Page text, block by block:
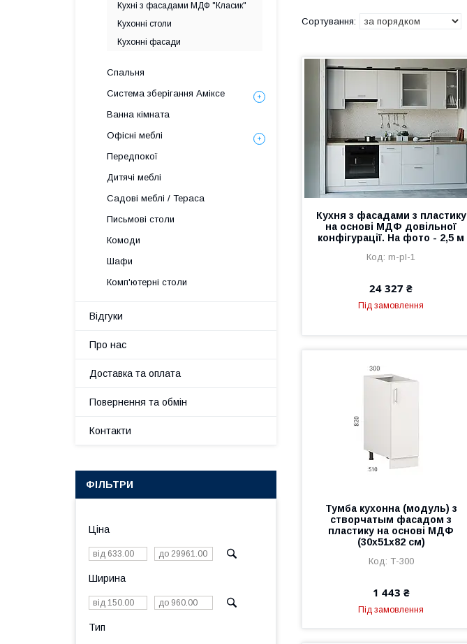
Кухня з фасадами з пластику
на основі МДФ довільної
конфігурації. На фото - 2,5 м
m-pl-1
24 327 ₴
Під замовлення
Тумба кухонна (модуль) з
створчатым фасадом з
пластику на основі МДФ
(30х51х82 см)
Т-300
1 443 ₴
Під замовлення
Кухні з фасадами МДФ "Класик"
Кухонні столи
Кухонні фасади
Спальня
Система зберігання Аміксе
Ванна кімната
Офісні меблі
Передпокої
Дитячі меблі
Садові меблі / Тераса
Письмові столи
Комоди
Шафи
Комп'ютерні столи
Відгуки
Про нас
Доставка та оплата
Повернення та обмін
Контакти
ФІЛЬТРИ
Ціна
Ширина
Тип